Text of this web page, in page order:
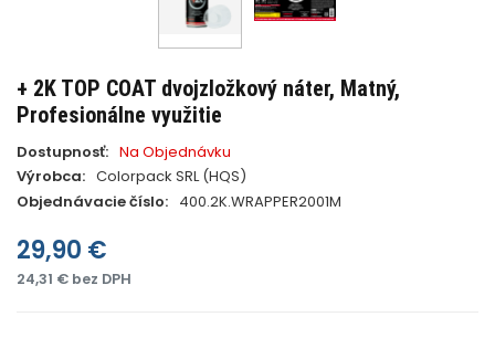
+ 2K TOP COAT dvojzložkový náter, Matný,
Profesionálne využitie
Dostupnosť: Na Objednávku
Výrobca: Colorpack SRL (HQS)
Objednávacie číslo: 400.2K.WRAPPER2001M
29,90 €
24,31 € bez DPH